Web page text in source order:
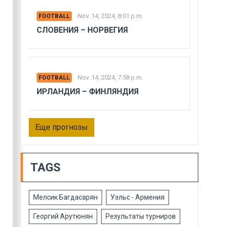
FOOTBALL Nov. 14, 2024, 8:01 p.m.
СЛОВЕНИЯ – НОРВЕГИЯ
FOOTBALL Nov. 14, 2024, 7:58 p.m.
ИРЛАНДИЯ – ФИНЛЯНДИЯ
Еще прогнозы
TAGS
Мелсик Багдасарян Уэльс - Армения
Георгий Арутюнян Результаты турниров